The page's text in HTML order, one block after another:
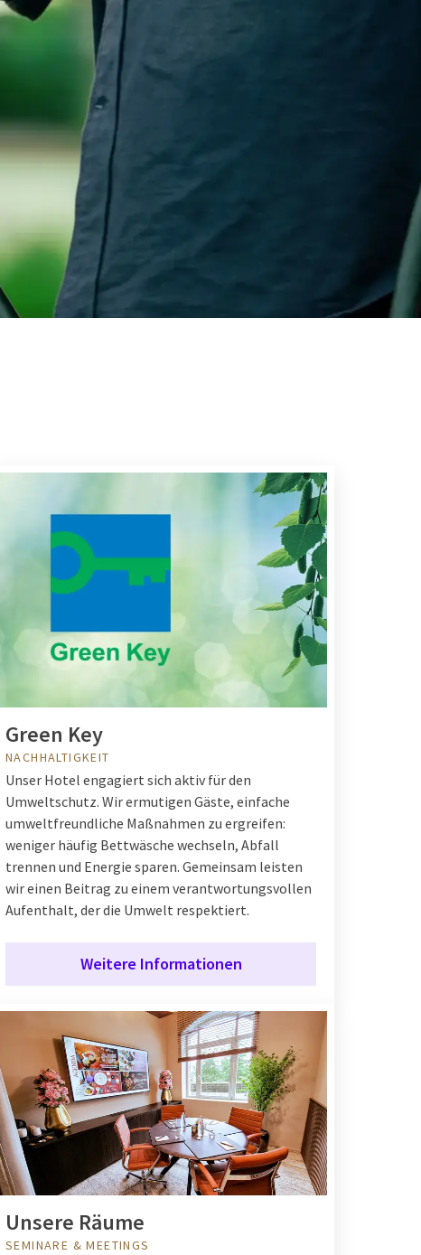
Green Key
NACHHALTIGKEIT
Unser Hotel engagiert sich aktiv für den
Umweltschutz. Wir ermutigen Gäste, einfache
umweltfreundliche Maßnahmen zu ergreifen:
weniger häufig Bettwäsche wechseln, Abfall
trennen und Energie sparen. Gemeinsam leisten
wir einen Beitrag zu einem verantwortungsvollen
Aufenthalt, der die Umwelt respektiert.
Weitere Informationen
Unsere Räume
SEMINARE & MEETINGS